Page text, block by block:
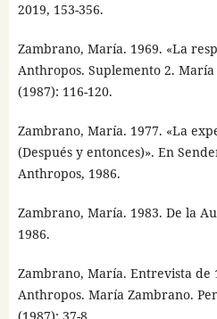
2019, 153-356.
Zambrano, María. 1969. «La
Anthropos. Suplemento 2.
(1987): 116-120.
Zambrano, María. 1977. «La
(Después y entonces)». En
Anthropos, 1986.
Zambrano, María. 1983. De la
1986.
Zambrano, María. Entrevista de
Anthropos. María Zambrano.